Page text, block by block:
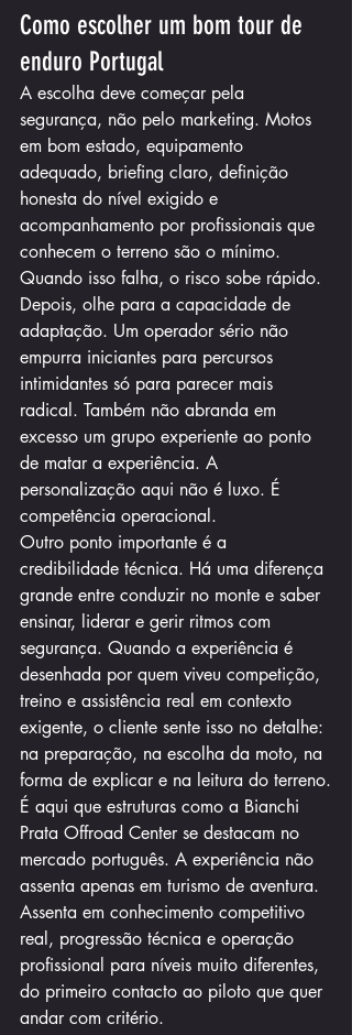
Como escolher um bom tour de
enduro Portugal
A escolha deve começar pela
segurança, não pelo marketing. Motos
em bom estado, equipamento
adequado, briefing claro, definição
honesta do nível exigido e
acompanhamento por profissionais que
conhecem o terreno são o mínimo.
Quando isso falha, o risco sobe rápido.
Depois, olhe para a capacidade de
adaptação. Um operador sério não
empurra iniciantes para percursos
intimidantes só para parecer mais
radical. Também não abranda em
excesso um grupo experiente ao ponto
de matar a experiência. A
personalização aqui não é luxo. É
competência operacional.
Outro ponto importante é a
credibilidade técnica. Há uma diferença
grande entre conduzir no monte e saber
ensinar, liderar e gerir ritmos com
segurança. Quando a experiência é
desenhada por quem viveu competição,
treino e assistência real em contexto
exigente, o cliente sente isso no detalhe:
na preparação, na escolha da moto, na
forma de explicar e na leitura do terreno.
É aqui que estruturas como a Bianchi
Prata Offroad Center se destacam no
mercado português. A experiência não
assenta apenas em turismo de aventura.
Assenta em conhecimento competitivo
real, progressão técnica e operação
profissional para níveis muito diferentes,
do primeiro contacto ao piloto que quer
andar com critério.